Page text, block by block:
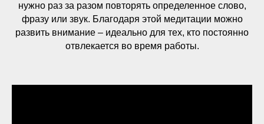
нужно раз за разом повторять определенное слово,
фразу или звук. Благодаря этой медитации можно
развить внимание – идеально для тех, кто постоянно
отвлекается во время работы.